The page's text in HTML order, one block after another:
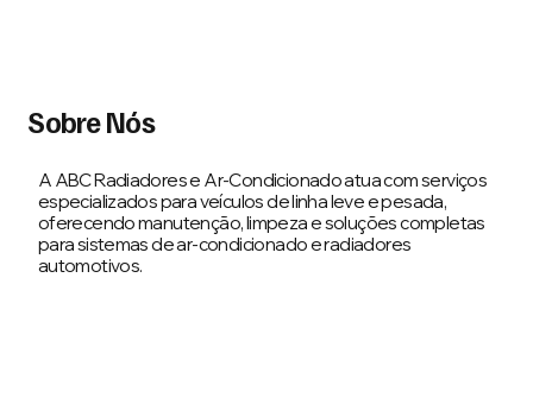
Sobre Nós
A ABC Radiadores e Ar-Condicionadoatua com serviços
especializados para veículos de linha leve e pesada,
oferecendo manutenção, limpeza e soluções completas
para sistemas de ar-condicionado e radiadores
automotivos.